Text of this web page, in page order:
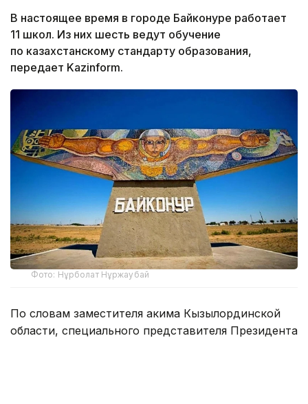
В настоящее время в городе Байконуре работает
11 школ. Из них шесть ведут обучение
по казахстанскому стандарту образования,
передает Kazinform.
Фото: Нұрболат Нұржаубай
По словам заместителя акима Кызылординской
области, специального представителя Президента